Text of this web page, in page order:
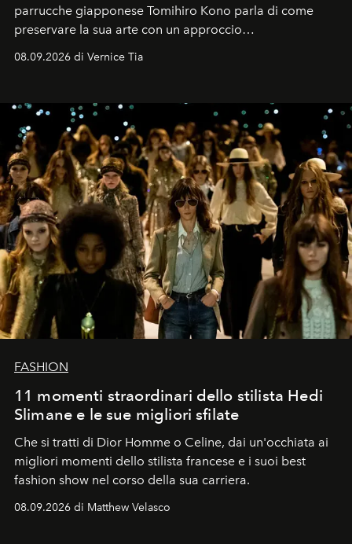
parrucche giapponese Tomihiro Kono parla di come
preservare la sua arte con un approccio
08.09.2026 di Vernice Tia
FASHION
11 momenti straordinari dello stilista Hedi
Slimane e le sue migliori sfilate
Che si tratti di Dior Homme o Celine, dai un'occhiata ai
migliori momenti dello stilista francese e i suoi best
fashion show nel corso della sua carriera.
08.09.2026 di Matthew Velasco